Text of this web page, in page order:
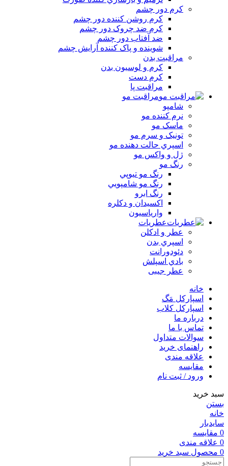
کرم دور چشم
کرم روشن کننده دور چشم
کرم ضد چروک دور چشم
ضد آفتاب دور چشم
شوينده و پاک کننده آرايش چشم
مراقبت بدن
کرم و لوسيون بدن
کرم دست
مراقبت پا
مراقبت مو
شامپو
نرم کننده مو
ماسک مو
تونيک و سرم مو
اسپري حالت دهنده مو
ژل و واکس مو
رنگ مو
رنگ مو تيوپي
رنگ مو شامپويي
رنگ ابرو
اکسيدان و دکلره
وارياسيون
عطریات
عطر و ادکلن
اسپري بدن
دئودورانت
بادي اسپلش
عطر جيبی
خانه
اسپارکل مَگ
اسپارکل کلاب
درباره ما
تماس با ما
سوالات متداول
راهنمای خرید
علاقه مندی
مقایسه
ورود / ثبت نام
سبد خرید
بستن
خانه
سایدبار
0 مقایسه
0 علاقه مندی
0 محصول سبد خرید